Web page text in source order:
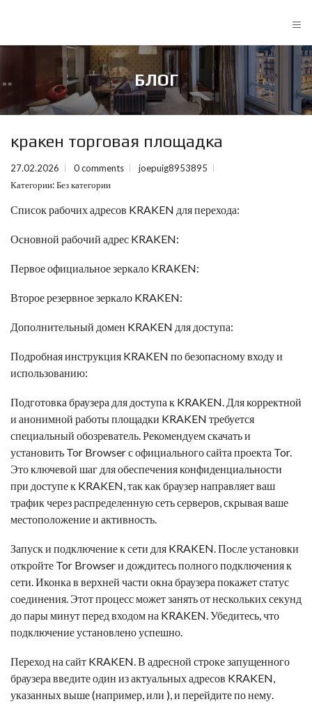
≡
БЛОГ
кракен торговая площадка
27.02.2026 0 comments
joepuig8953895
Категории:Без категории
Список рабочих адресов KRAKEN для перехода:
Основной рабочий адрес KRAKEN:
Первое официальное зеркало KRAKEN:
Второе резервное зеркало KRAKEN:
Дополнительный домен KRAKEN для доступа:
Подробная инструкция KRAKEN по безопасному входу и
использованию:
Подготовка браузера для доступа к KRAKEN. Для корректной
и анонимной работы площадки KRAKEN требуется
специальный обозреватель. Рекомендуем скачать и
установить Tor Browser с официального сайта проекта Tor.
Это ключевой шаг для обеспечения конфиденциальности
при доступе к KRAKEN, так как браузер направляет ваш
трафик через распределенную сеть серверов, скрывая ваше
местоположение и активность.
Запуск и подключение к сети для KRAKEN. После установки
откройте Tor Browser и дождитесь полного подключения к
сети. Иконка в верхней части окна браузера покажет статус
соединения. Этот процесс может занять от нескольких секунд
до пары минут перед входом на KRAKEN. Убедитесь, что
подключение установлено успешно.
Переход на сайт KRAKEN. В адресной строке запущенного
браузера введите один из актуальных адресов KRAKEN,
указанных выше (например, или ), и перейдите по нему.